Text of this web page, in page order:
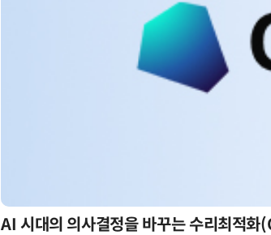
AI 시대의 의사결정을 바꾸는 수리최적